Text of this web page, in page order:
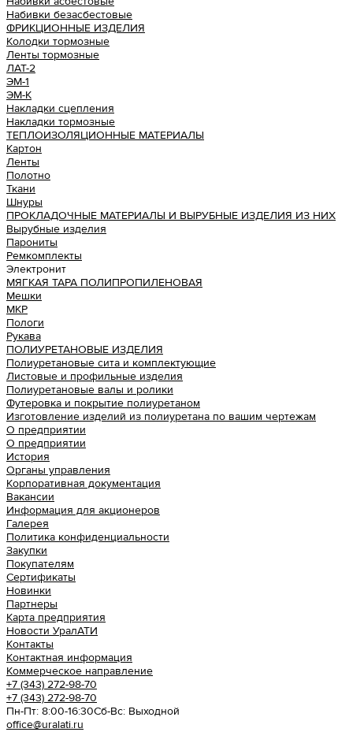
Набивки безасбестовые
ФРИКЦИОННЫЕ ИЗДЕЛИЯ
Колодки тормозные
Ленты тормозные
ЛАТ-2
ЭМ-1
ЭМ-К
Накладки сцепления
Накладки тормозные
ТЕПЛОИЗОЛЯЦИОННЫЕ МАТЕРИАЛЫ
Картон
Ленты
Полотно
Ткани
Шнуры
ПРОКЛАДОЧНЫЕ МАТЕРИАЛЫ И ВЫРУБНЫЕ ИЗДЕЛИЯ ИЗ НИХ
Вырубные изделия
Парониты
Ремкомплекты
Электронит
МЯГКАЯ ТАРА ПОЛИПРОПИЛЕНОВАЯ
Мешки
МКР
Пологи
Рукава
ПОЛИУРЕТАНОВЫЕ ИЗДЕЛИЯ
Полиуретановые сита и комплектующие
Листовые и профильные изделия
Полиуретановые валы и ролики
Футеровка и покрытие полиуретаном
Изготовление изделий из полиуретана по вашим чертежам
О предприятии
О предприятии
История
Органы управления
Корпоративная документация
Вакансии
Информация для акционеров
Галерея
Политика конфиденциальности
Закупки
Покупателям
Сертификаты
Новинки
Партнеры
Карта предприятия
Новости УралАТИ
Контакты
Контактная информация
Коммерческое направление
+7 (343) 272-98-70
+7 (343) 272-98-70
Пн-Пт: 8:00-16:30Cб-Вс: Выходной
office@uralati.ru